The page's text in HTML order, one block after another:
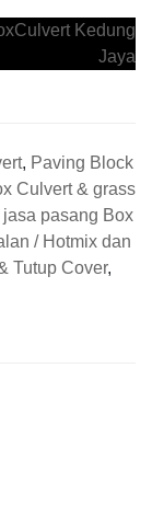
, Paving Block
Culvert & grass
jasa pasang Box
/ Hotmix dan
Tutup Cover,